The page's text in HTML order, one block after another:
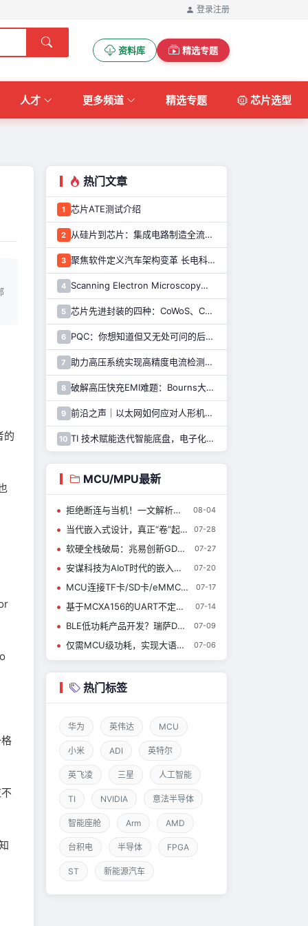
登录注册
资料库 精选专题
人才 更多频道 精选专题 芯片选型
的
热门文章
1 芯片ATE测试介绍
2 从硅片到芯片：集成电路制造全流程解析
3 聚焦软件定义汽车架构变革 长电科技打造系统化车规级半导体封测能力
4 Scanning Electron Microscopy（Train for advanced research）扫描电子显微镜介绍（二）
5 芯片先进封装的四种：CoWoS、CoPoS、Glass Core与CoWoP
6 PQC：你想知道但又无处可问的后量子密码干货都在这里了
7 助力高压系统实现高精度电流检测，纳芯微推出NSM2051集成式霍尔电流传感器
8 破解高压快充EMI难题：Bourns大电流车规电感解决方案
9 前沿之声｜以太网如何应对人形机器人通信挑战—— TI 以太网产品系列助力解决
10 TI 技术赋能迭代智能底盘，电子化重构整车行驶逻辑与驾乘体验
MCU/MPU最新
拒绝断连与当机！一文解析笙泉科技 MCU 如何精準賦能物聯網(IoT)設備 08-04
当代嵌入式设计，真正“卷”起来的是底层控制器 07-28
软硬全栈破局：兆易创新GD32构建芯片之上的创新生态，让端侧AI触手可及 07-27
安谋科技为AIoT时代的嵌入式设备加上AI引擎：“星辰”CPU + Arm Helium + Arm Ethos NPU 07-20
MCU连接TF卡/SD卡/eMMC，基础知识快速掌握 07-17
基于MCXA156的UART不定长接收实战: 轻松实现智能帧结束判定 07-14
BLE低功耗产品开发？瑞萨DA14531开发问题及解决方案（系列1） 07-09
仅需MCU级功耗，实现大语言模型聊天：我们用i.MX RT700做到了！ 07-06
热门标签
华为 英伟达 MCU
小米 ADI 英特尔
英飞凌 三星 人工智能
TI NVIDIA 意法半导体
智能座舱 Arm AMD
台积电 半导体 FPGA
ST 新能源汽车